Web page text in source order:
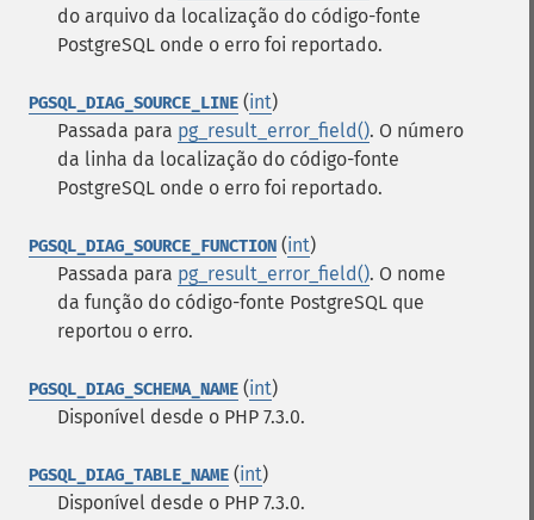
do arquivo da localização do código-fonte
PostgreSQL onde o erro foi reportado.
PGSQL_DIAG_SOURCE_LINE (int)
Passada para pg_result_error_field(). O número
da linha da localização do código-fonte
PostgreSQL onde o erro foi reportado.
PGSQL_DIAG_SOURCE_FUNCTION (int)
Passada para pg_result_error_field(). O nome
da função do código-fonte PostgreSQL que
reportou o erro.
PGSQL_DIAG_SCHEMA_NAME (int)
Disponível desde o PHP 7.3.0.
PGSQL_DIAG_TABLE_NAME (int)
Disponível desde o PHP 7.3.0.